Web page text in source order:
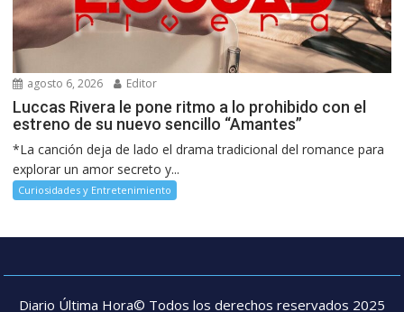
agosto 6, 2026 Editor
Luccas Rivera le pone ritmo a lo prohibido con el
estreno de su nuevo sencillo “Amantes”
*La canción deja de lado el drama tradicional del romance para
explorar un amor secreto y...
Curiosidades y Entretenimiento
Diario Última Hora© Todos los derechos reservados 2025